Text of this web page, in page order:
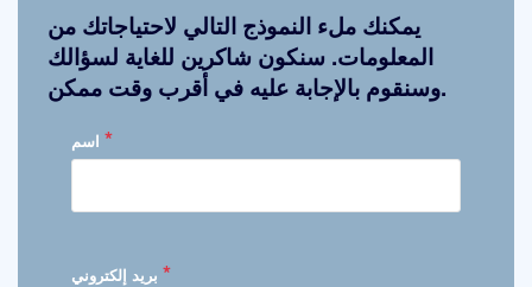
يمكنك ملء النموذج التالي لاحتياجاتك من
المعلومات. سنكون شاكرين للغاية لسؤالك
وسنقوم بالإجابة عليه في أقرب وقت ممكن.
*
*